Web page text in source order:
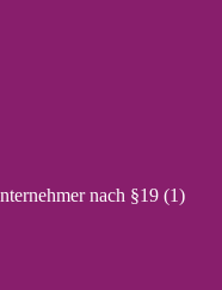
nach §19 (1)